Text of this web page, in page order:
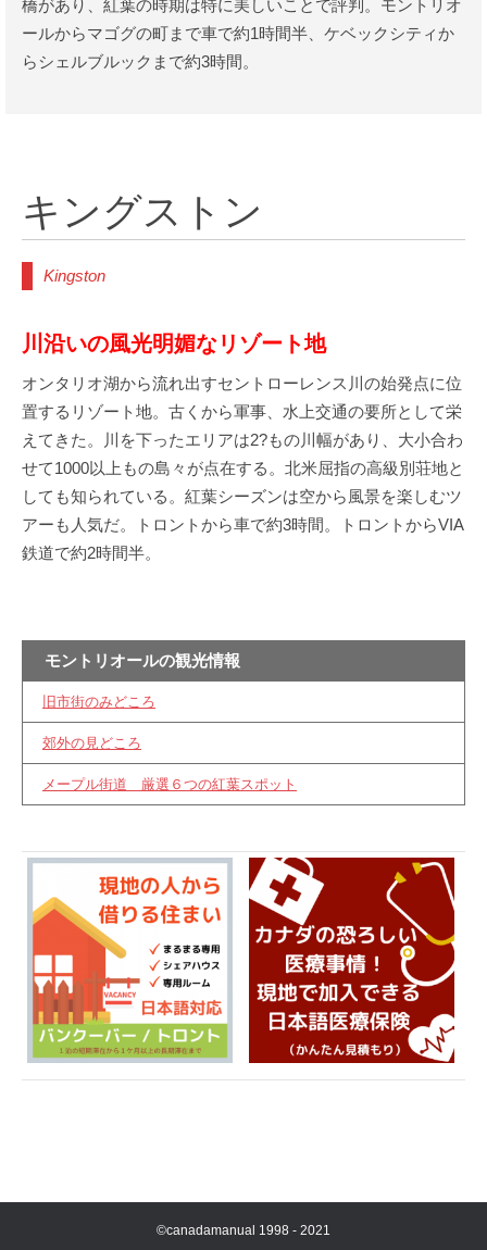
橋があり、紅葉の時期は特に美しいことで評判。モントリオ
ールからマゴグの町まで車で約1時間半、ケベックシティか
らシェルブルックまで約3時間。
キングストン
Kingston
川沿いの風光明媚なリゾート地
オンタリオ湖から流れ出すセントローレンス川の始発点に位
置するリゾート地。古くから軍事、水上交通の要所として栄
えてきた。川を下ったエリアは2?もの川幅があり、大小合わ
せて1000以上もの島々が点在する。北米屈指の高級別荘地と
しても知られている。紅葉シーズンは空から風景を楽しむツ
アーも人気だ。トロントから車で約3時間。トロントからVIA
鉄道で約2時間半。
モントリオールの観光情報
旧市街のみどころ
郊外の見どころ
メープル街道 厳選６つの紅葉スポット
©canadamanual 1998 - 2021